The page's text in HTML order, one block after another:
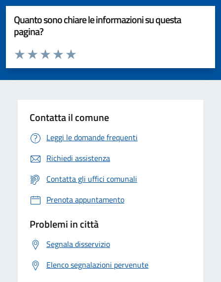
Quanto sono chiare le informazioni su questa
pagina?
Valuta da 1 a 5 stelle la pagina
Valuta 5 stelle su 5
Valuta 4 stelle su 5
Valuta 3 stelle su 5
Valuta 2 stelle su 5
Valuta 1 stelle su 5
Contatta il comune
Leggi le domande frequenti
Richiedi assistenza
Contatta gli uffici comunali
Prenota appuntamento
Problemi in città
Segnala disservizio
Elenco segnalazioni pervenute